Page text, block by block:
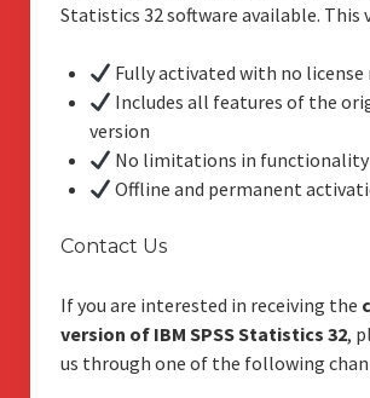
Statistics 32 software available. This
Fully activated with no license
Includes all features of the
version
No limitations in functionality
Offline and permanent
Contact Us
If you are interested in receiving the
version of IBM SPSS Statistics 32,
us through one of the following